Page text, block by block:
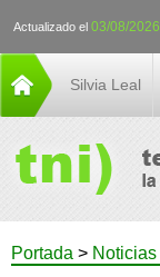
Actualizado el 03/08/2026
Silvia Leal
Portada > Noticias